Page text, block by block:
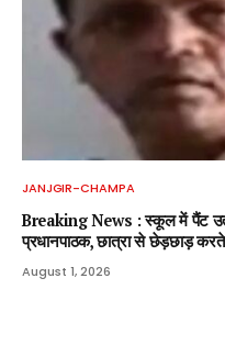
JANJGIR-CHAMPA
Breaking News : स्कूल में पैंट
प्रधानपाठक, छात्रा से छेड़छाड़
August 1, 2026